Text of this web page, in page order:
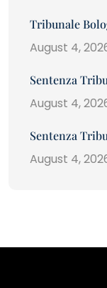
Tribunale
August 4,
Sentenza
August 4,
Sentenza
August 4,